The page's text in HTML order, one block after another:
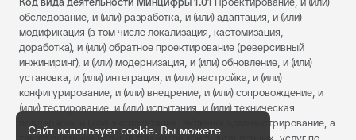
обследование, и (или) разработка, и (или) адаптация, и (или)
модификация (в том числе локализация, кастомизация,
доработка), и (или) обратное проектирование (реверсивный
инжиниринг), и (или) модернизация, и (или) обновление, и (или)
установка, и (или) интеграция, и (или) настройка, и (или)
конфигурирование, и (или) внедрение, и (или) сопровождение, и
(или) тестирование, и (или) испытания, и (или) техническая
поддержка, и (или) эксплуатация, включая администрирование, а
Сайт использует cookie. Вы можете